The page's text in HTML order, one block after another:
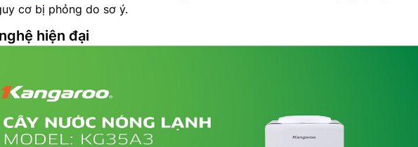
cơ bị phỏng do sơ ý.
hiện đại